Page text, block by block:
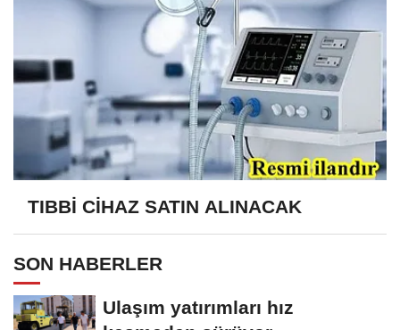
TIBBİ CİHAZ SATIN ALINACAK
SON HABERLER
Ulaşım yatırımları hız